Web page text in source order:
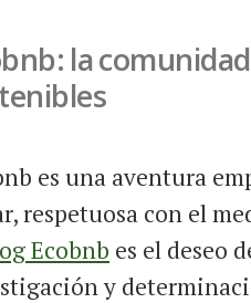
la
es una aventura
respetuosa con el
Ecobnb es el deseo
y